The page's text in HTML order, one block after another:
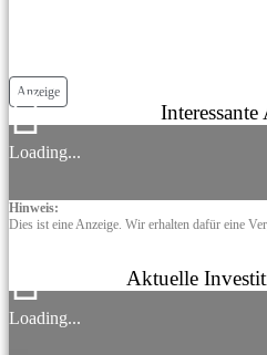
Anzeige
Loading...
Hinweis:
Dies ist eine Anzeige. Wir erhalten dafür eine
Aktuelle
Loading...